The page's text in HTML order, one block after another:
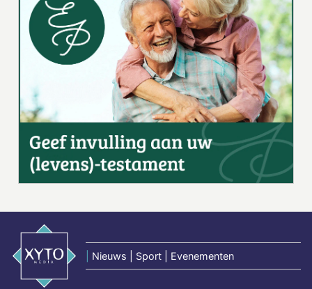
Nieuws | Sport | Evenementen